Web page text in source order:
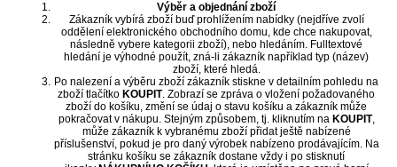
Výběr a objednání zboží
Zákazník vybírá zboží buď prohlížením nabídky (nejdříve zvolí
oddělení elektronického obchodního domu, kde chce nakupovat,
následně vybere kategorii zboží), nebo hledáním. Fulltextové
hledání je výhodné použít, zná-li zákazník například typ (název)
zboží, které hledá.
Po nalezení a výběru zboží zákazník stiskne v detailním pohledu na
zboží tlačítko KOUPIT. Zobrazí se zpráva o vložení požadovaného
zboží do košíku, změní se údaj o stavu košíku a zákazník může
pokračovat v nákupu. Stejným způsobem, tj. kliknutím na KOUPIT,
může zákazník k vybranému zboží přidat ještě nabízené
příslušenství, pokud je pro daný výrobek nabízeno prodávajícím. Na
stránku košíku se zákazník dostane vždy i po stisknutí